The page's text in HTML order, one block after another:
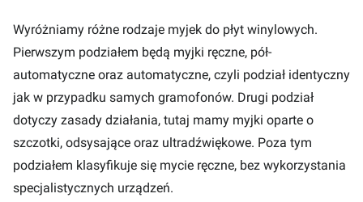
Wyróżniamy różne rodzaje myjek do płyt winylowych.
Pierwszym podziałem będą myjki ręczne, pół-
automatyczne oraz automatyczne, czyli podział identyczny
jak w przypadku samych gramofonów. Drugi podział
dotyczy zasady działania, tutaj mamy myjki oparte o
szczotki, odsysające oraz ultradźwiękowe. Poza tym
podziałem klasyfikuje się mycie ręczne, bez wykorzystania
specjalistycznych urządzeń.